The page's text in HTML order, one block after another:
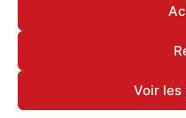
Voir
Mentions légales &
Déclaration